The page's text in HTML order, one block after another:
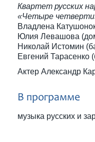
Квартет русских
«Четыре
Владлена
Юлия Левашова
Николай Истомин
Евгений Тарасенко
Актер Александр
В программе
музыка русских и